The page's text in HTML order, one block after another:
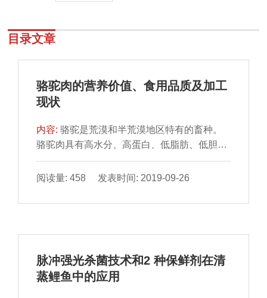
目录文章
骆驼肉的营养价值、食用品质及加工
现状
内容:骆驼是荒漠和半荒漠地区特有的畜种。
骆驼肉具有高水分、高蛋白、低脂肪、低胆固
醇等特点，是人类较 理想的动物性食品。本文
对国内外关于骆驼肉的化学成分、营养价值、
展进行综述，同时阐述了骆驼肉产品的种类及
生产及应用提供借鉴 和参考。
阅读量: 458 发表时间: 2019-09-26
脉冲强光杀菌技术和2 种保鲜剂在清
蒸鲤鱼中的应用